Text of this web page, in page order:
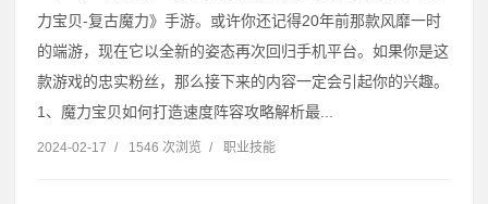
力宝贝-复古魔力》手游。或许你还记得20年前那款风靡一时
的端游，现在它以全新的姿态再次回归手机平台。如果你是这
款游戏的忠实粉丝，那么接下来的内容一定会引起你的兴趣。
1、魔力宝贝如何打造速度阵容攻略解析最...
2024-02-17 / 1546 次浏览 / 职业技能